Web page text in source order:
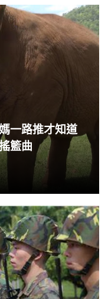
感到非常遺憾。來
一路推才知道
籃曲